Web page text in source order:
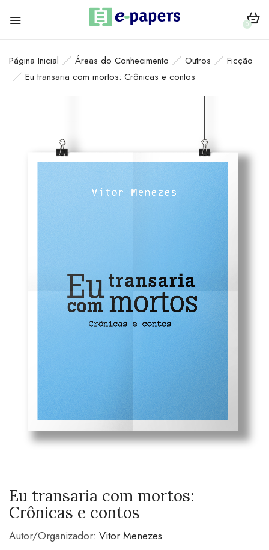
0
Página Inicial Áreas do Conhecimento Outros
Ficção
Eu transaria com mortos: Crônicas e contos
Eu transaria com mortos:
Crônicas e contos
Autor/Organizador: Vitor Menezes